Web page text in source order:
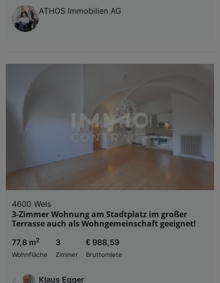
ATHOS Immobilien AG
4600 Wels
3-Zimmer Wohnung am Stadtplatz im großer
Terrasse auch als Wohngemeinschaft geeignet!
77,8 m2
Wohnfläche
3
Zimmer
€ 988,59
Bruttomiete
Klaus Egger